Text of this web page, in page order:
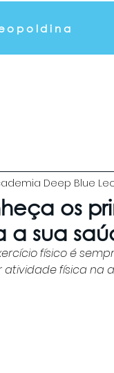
os
a sua
Deep Blue
físico é
física na